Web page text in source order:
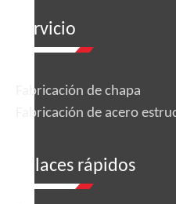
Servicio
Fabricación de chapa
Fabricación de acero
enlaces rápidos